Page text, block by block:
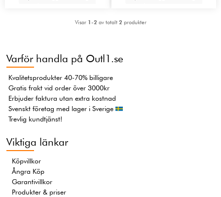
Visar 1-2 av totalt 2 produkter
Varför handla på Outl1.se
Kvalitetsprodukter 40-70% billigare
Gratis frakt vid order över 3000kr
Erbjuder faktura utan extra kostnad
Svenskt företag med lager i Sverige
Trevlig kundtjänst!
Viktiga länkar
Köpvillkor
Ångra Köp
Garantivillkor
Produkter & priser